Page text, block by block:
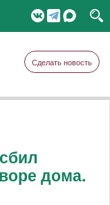
Сделать новость
дома.